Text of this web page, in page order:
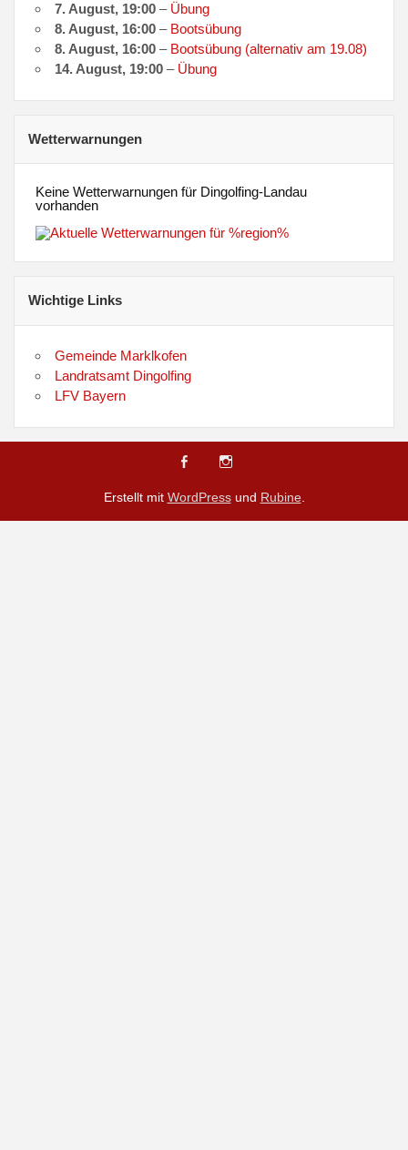
7. August, 19:00 – Übung
8. August, 16:00 – Bootsübung
8. August, 16:00 – Bootsübung (alternativ am 19.08)
14. August, 19:00 – Übung
Wetterwarnungen
Keine Wetterwarnungen für Dingolfing-Landau
vorhanden
Wichtige Links
Gemeinde Marklkofen
Landratsamt Dingolfing
LFV Bayern
Erstellt mit WordPressund Rubine.